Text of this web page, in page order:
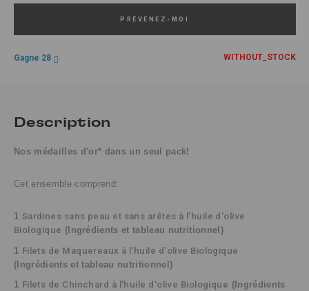
PRÉVENEZ-MOI
Gagne 28 WITHOUT_STOCK
Description
Nos médailles d'or* dans un seul pack!
Cet ensemble comprend:
1 Sardines sans peau et sans arêtes à l'huile d'olive
Biologique ( Ingrédients et tableau nutritionnel)
1 Filets de Maquereaux à l'huile d'olive Biologique
(Ingrédients et tableau nutritionnel)
1 Filets de Chinchard à l'huile d'olive Biologique (Ingrédients